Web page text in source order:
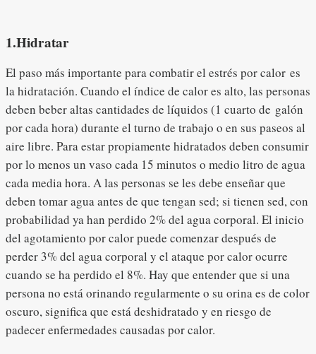
1.Hidratar
El paso más importante para combatir el estrés por calor es
la hidratación. Cuando el índice de calor es alto, las personas
deben beber altas cantidades de líquidos (1 cuarto de galón
por cada hora) durante el turno de trabajo o en sus paseos al
aire libre. Para estar propiamente hidratados deben consumir
por lo menos un vaso cada 15 minutos o medio litro de agua
cada media hora. A las personas se les debe enseñar que
deben tomar agua antes de que tengan sed; si tienen sed, con
probabilidad ya han perdido 2% del agua corporal. El inicio
del agotamiento por calor puede comenzar después de
perder 3% del agua corporal y el ataque por calor ocurre
cuando se ha perdido el 8%. Hay que entender que si una
persona no está orinando regularmente o su orina es de color
oscuro, significa que está deshidratado y en riesgo de
padecer enfermedades causadas por calor.